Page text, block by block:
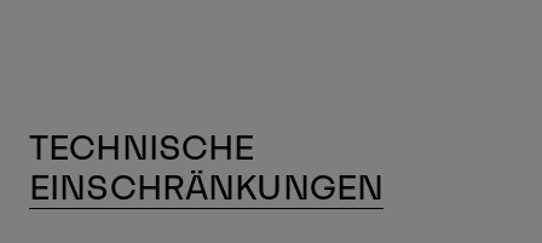
TECHNISCHE
EINSCHRÄNKUNGEN